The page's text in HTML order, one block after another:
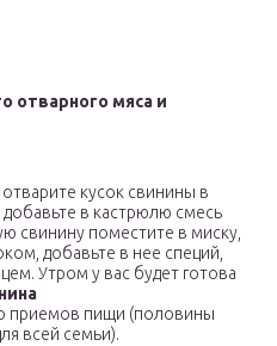
отварного мяса и
кусок свинины в
в кастрюлю смесь
свинину поместите в миску,
добавьте в нее специй,
Утром у вас будет готова
приемов пищи (половины
всей семьи).